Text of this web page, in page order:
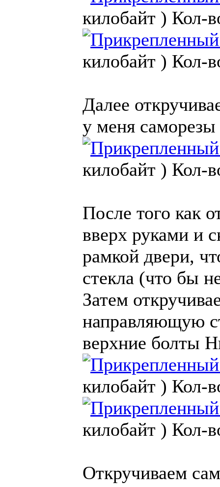
килобайт ) Кол-
килобайт ) Кол-
Далее
у меня саморезы
килобайт ) Кол-
После того как
вверх руками и
рамкой двери,
стекла (что бы
Затем
направляющую
верхние болты
килобайт ) Кол-
килобайт ) Кол-
Откручиваем